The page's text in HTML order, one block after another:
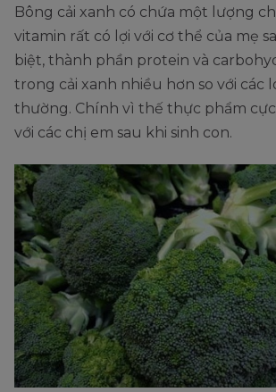
Bông cải xanh có chứa một lượng
vitamin rất có lợi với cơ thể của mẹ
biệt, thành phần protein và
trong cải xanh nhiều hơn so với các
thường. Chính vì thế thực phẩm
với các chị em sau khi sinh con.